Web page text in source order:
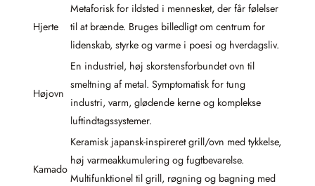
Hjerte
Metaforisk for ildsted i mennesket, der får følelser
til at brænde. Bruges billedligt om centrum for
lidenskab, styrke og varme i poesi og hverdagsliv.
Højovn
En industriel, høj skorstensforbundet ovn til
smeltning af metal. Symptomatisk for tung
industri, varm, glødende kerne og komplekse
luftindtagssystemer.
Kamado
Keramisk japansk-inspireret grill/ovn med tykkelse,
høj varmeakkumulering og fugtbevarelse.
Multifunktionel til grill, røgning og bagning med